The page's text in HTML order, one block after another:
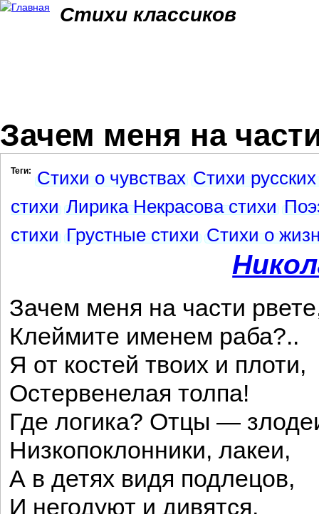
Стихи классиков
Зачем меня на
Теги: Стихи о чувствах Стихи
стихи Лирика Некрасова стихи
стихи Грустные стихи Стихи о
Зачем меня на части
Клеймите именем раба?..
Я от костей твоих и плоти,
Остервенелая толпа!
Где логика? Отцы —
Низкопоклонники, лакеи,
А в детях видя подлецов,
И негодуют и дивятся,